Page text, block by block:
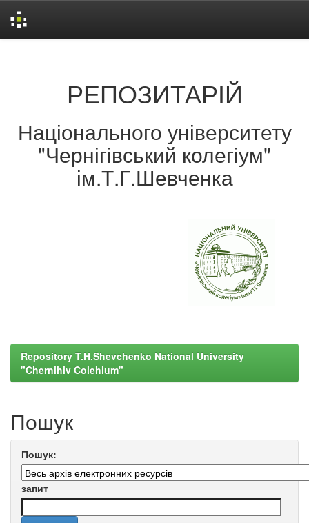
РЕПОЗИТАРІЙ
Національного університету
"Чернігівський колегіум"
ім.Т.Г.Шевченка
Repository T.H.Shevchenko National University
"Chernihiv Colehium"
Пошук
Пошук:
запит